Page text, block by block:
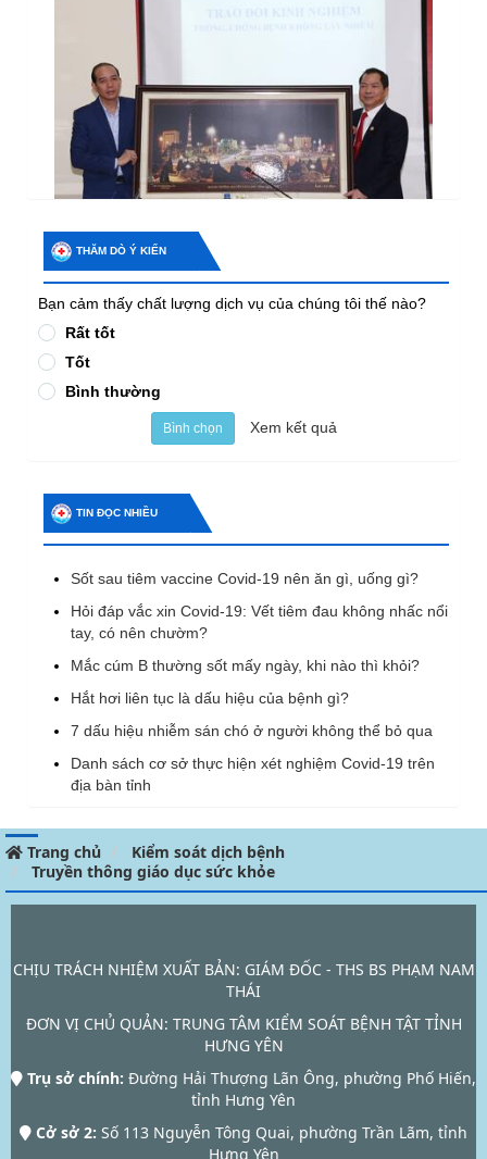
THĂM DÒ Ý KIẾN
Bạn cảm thấy chất lượng dịch vụ của chúng tôi thế nào?
Rất tốt
Tốt
Bình thường
Bình chọn Xem kết quả
TIN ĐỌC NHIỀU
Sốt sau tiêm vaccine Covid-19 nên ăn gì, uống gì?
Hỏi đáp vắc xin Covid-19: Vết tiêm đau không nhấc nổi
tay, có nên chườm?
Mắc cúm B thường sốt mấy ngày, khi nào thì khỏi?
Hắt hơi liên tục là dấu hiệu của bệnh gì?
7 dấu hiệu nhiễm sán chó ở người không thể bỏ qua
Danh sách cơ sở thực hiện xét nghiệm Covid-19 trên
địa bàn tỉnh
Trang chủ
Kiểm soát dịch bệnh
Truyền thông giáo dục sức khỏe
CHỊU TRÁCH NHIỆM XUẤT BẢN: GIÁM ĐỐC - THS BS PHẠM NAM
THÁI
ĐƠN VỊ CHỦ QUẢN: TRUNG TÂM KIỂM SOÁT BỆNH TẬT TỈNH
HƯNG YÊN
Trụ sở chính: Đường Hải Thượng Lãn Ông, phường Phố Hiến,
tỉnh Hưng Yên
Cở sở 2: Số 113 Nguyễn Tông Quai, phường Trần Lãm, tỉnh
Hưng Yên